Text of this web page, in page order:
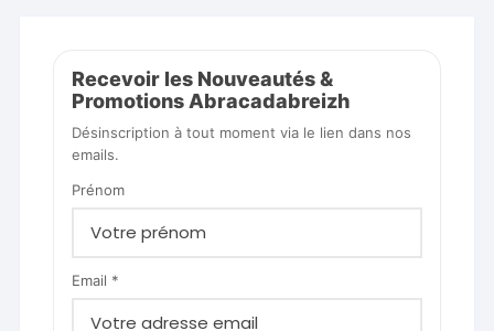
Recevoir les Nouveautés &
Promotions Abracadabreizh
Désinscription à tout moment via le lien dans nos
emails.
Prénom
Email *